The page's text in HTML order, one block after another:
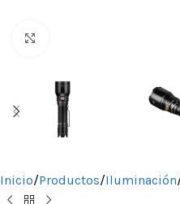
Inicio Productos Iluminación